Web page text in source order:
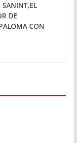
SANINT,EL
DE
CON